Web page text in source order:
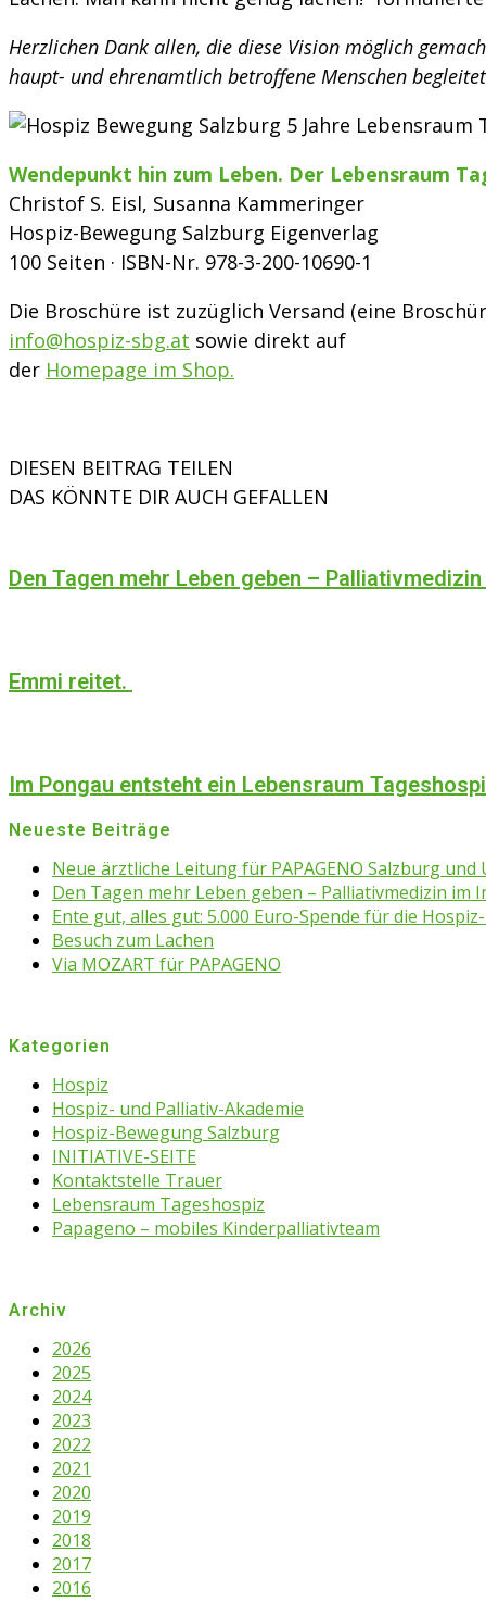
Herzlichen Dank allen, die diese Vision möglich
haupt- und ehrenamtlich betroffene Menschen
Wendepunkt hin zum Leben. Der Lebensraum
Christof S. Eisl, Susanna Kammeringer
Hospiz-Bewegung Salzburg Eigenverlag
100 Seiten · ISBN-Nr. 978-3-200-10690-1
Die Broschüre ist zuzüglich Versand (eine
info@hospiz-sbg.at sowie direkt auf
der Homepage im Shop.
DIESEN BEITRAG TEILEN
DAS KÖNNTE DIR AUCH GEFALLEN
Den Tagen mehr Leben geben –
Emmi reitet.
Im Pongau entsteht ein Lebensraum
Neueste Beiträge
Neue ärztliche Leitung für PAPAGENO Salzburg und
Den Tagen mehr Leben geben – Palliativmedizin im
Ente gut, alles gut: 5.000 Euro-Spende für die
Besuch zum Lachen
Via MOZART für PAPAGENO
Kategorien
Hospiz
Hospiz- und Palliativ-Akademie
Hospiz-Bewegung Salzburg
INITIATIVE-SEITE
Kontaktstelle Trauer
Lebensraum Tageshospiz
Papageno – mobiles Kinderpalliativteam
Archiv
2026
2025
2024
2023
2022
2021
2020
2019
2018
2017
2016